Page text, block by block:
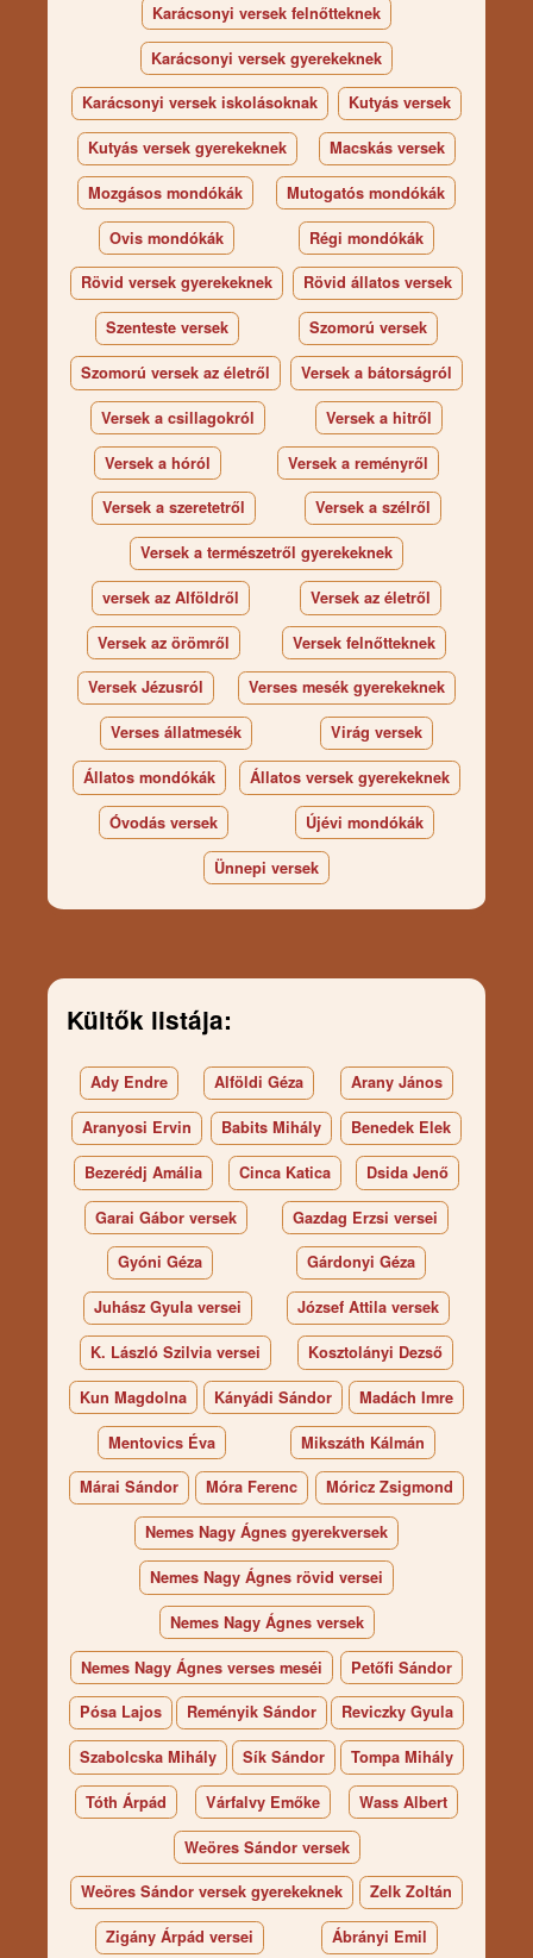
Karácsonyi versek felnőtteknek
Karácsonyi versek gyerekeknek
Karácsonyi versek iskolásoknak Kutyás versek
Kutyás versek gyerekeknek Macskás versek
Mozgásos mondókák Mutogatós mondókák
Ovis mondókák Régi mondókák
Rövid versek gyerekeknek Rövid állatos versek
Szenteste versek Szomorú versek
Szomorú versek az életről Versek a bátorságról
Versek a csillagokról Versek a hitről
Versek a hóról Versek a reményről
Versek a szeretetről Versek a szélről
Versek a természetről gyerekeknek
versek az Alföldről Versek az életről
Versek az örömről Versek felnőtteknek
Versek Jézusról Verses mesék gyerekeknek
Verses állatmesék Virág versek
Állatos mondókák Állatos versek gyerekeknek
Óvodás versek Újévi mondókák
Ünnepi versek
Kültők listája:
Ady Endre Alföldi Géza Arany János
Aranyosi Ervin Babits Mihály Benedek Elek
Bezerédj Amália Cinca Katica Dsida Jenő
Garai Gábor versek Gazdag Erzsi versei
Gyóni Géza Gárdonyi Géza
Juhász Gyula versei József Attila versek
K. László Szilvia versei Kosztolányi Dezső
Kun Magdolna Kányádi Sándor Madách Imre
Mentovics Éva Mikszáth Kálmán
Márai Sándor Móra Ferenc Móricz Zsigmond
Nemes Nagy Ágnes gyerekversek
Nemes Nagy Ágnes rövid versei
Nemes Nagy Ágnes versek
Nemes Nagy Ágnes verses meséi Petőfi Sándor
Pósa Lajos Reményik Sándor Reviczky Gyula
Szabolcska Mihály Sík Sándor Tompa Mihály
Tóth Árpád Várfalvy Emőke Wass Albert
Weöres Sándor versek
Weöres Sándor versek gyerekeknek Zelk Zoltán
Zigány Árpád versei Ábrányi Emil